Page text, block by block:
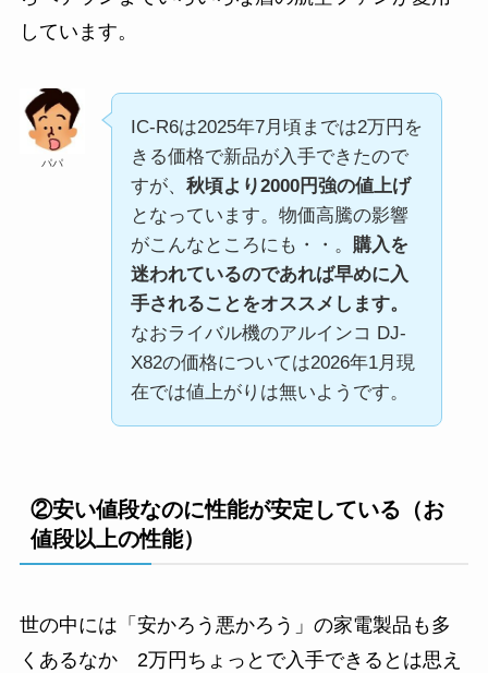
しています。
パパ
IC-R6は2025年7月頃までは2万円を
きる価格で新品が入手できたので
すが、 秋頃より2000円強の値上げ
となっています。物価高騰の影響
がこんなところにも・・。 購入を
迷われているのであれば早めに入
手されることをオススメします。
なおライバル機のアルインコ DJ-
X82の価格については2026年1月現
在では値上がりは無いようです。
②安い値段なのに性能が安定している（お
値段以上の性能）
世の中には「安かろう悪かろう」の家電製品も多
くあるなか 2万円ちょっとで入手できるとは思え